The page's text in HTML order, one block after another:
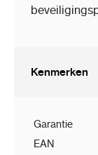
Kenmerken
Garantie
EAN